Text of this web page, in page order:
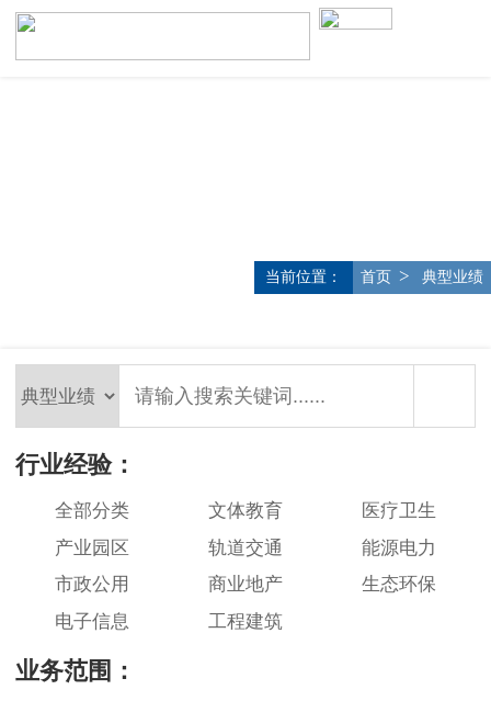
当前位置： 首页 > 典型业绩
行业经验：
全部分类 文体教育
医疗卫生
产业园区
轨道交通
能源电力
市政公用
商业地产
生态环保
电子信息
工程建筑
业务范围：